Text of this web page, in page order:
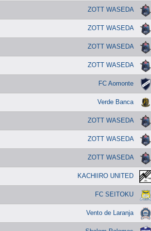
ZOTT WASEDA
ZOTT WASEDA
ZOTT WASEDA
ZOTT WASEDA
FC Aomonte
Verde Banca
ZOTT WASEDA
ZOTT WASEDA
ZOTT WASEDA
KACHIIRO UNITED
FC SEITOKU
Vento de Laranja